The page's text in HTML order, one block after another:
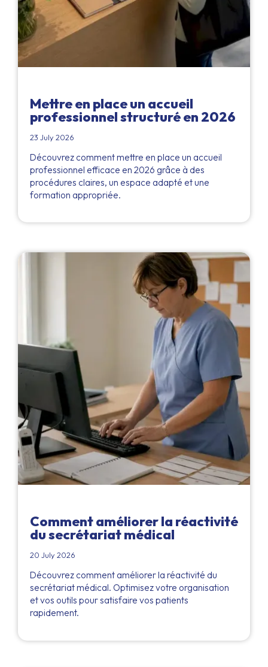
Mettre en place un accueil
professionnel structuré en 2026
23 July 2026
Découvrez comment mettre en place un accueil
professionnel efficace en 2026 grâce à des
procédures claires, un espace adapté et une
formation appropriée.
Comment améliorer la réactivité
du secrétariat médical
20 July 2026
Découvrez comment améliorer la réactivité du
secrétariat médical. Optimisez votre organisation
et vos outils pour satisfaire vos patients
rapidement.